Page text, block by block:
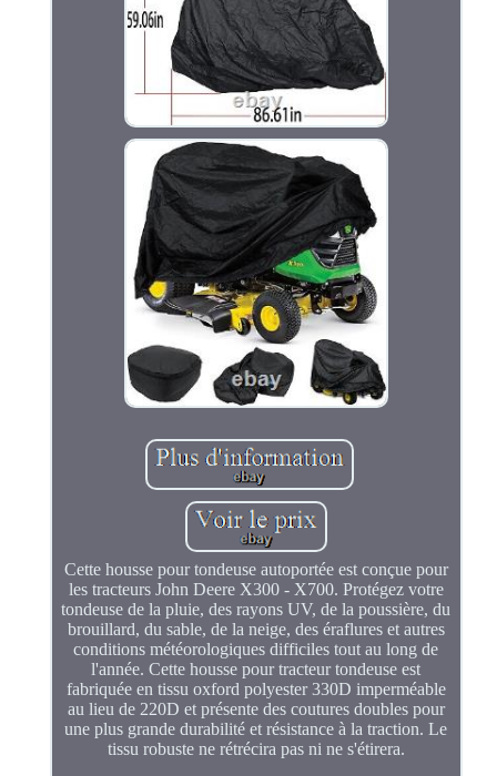
Cette housse pour tondeuse autoportée est conçue pour
les tracteurs John Deere X300 - X700. Protégez votre
tondeuse de la pluie, des rayons UV, de la poussière, du
brouillard, du sable, de la neige, des éraflures et autres
conditions météorologiques difficiles tout au long de
l'année. Cette housse pour tracteur tondeuse est
fabriquée en tissu oxford polyester 330D imperméable
au lieu de 220D et présente des coutures doubles pour
une plus grande durabilité et résistance à la traction. Le
tissu robuste ne rétrécira pas ni ne s'étirera.